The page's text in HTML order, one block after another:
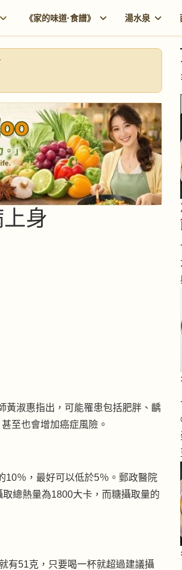
《家的味道·食譜》 湯水泉
身
黃淑惠指出，可能罹患包括肥胖、齲
至也會增加癌症風險。
10％，最好可以低於5％。郵政醫院
總熱量為1800大卡，而糖攝取量的
有51克，只要喝一杯就超過建議攝